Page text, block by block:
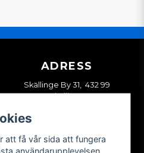
ADRESS
Skällinge By 31, 432 99
Skällinge
att få vår sida att fungera
användarupplevelsen.